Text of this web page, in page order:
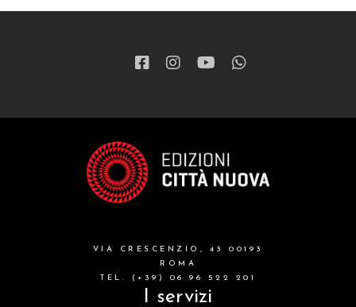
patristica
grandi opere
formazione cristiana e liturgia
catalogo storico
attualita'
VIA CRESCENZIO, 43 00193
ROMA
TEL. (+39) 06 96 522 201
I servizi